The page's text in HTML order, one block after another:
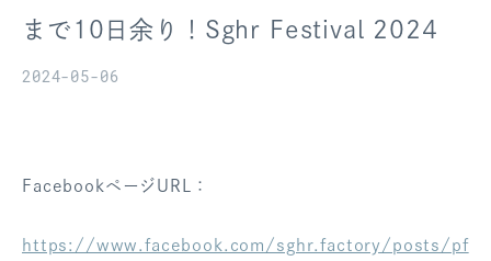
お気に入り
まで10日余り！Sghr Festival 2024
2024-05-06
FacebookページURL：
https://www.facebook.com/sghr.factory/posts/pf